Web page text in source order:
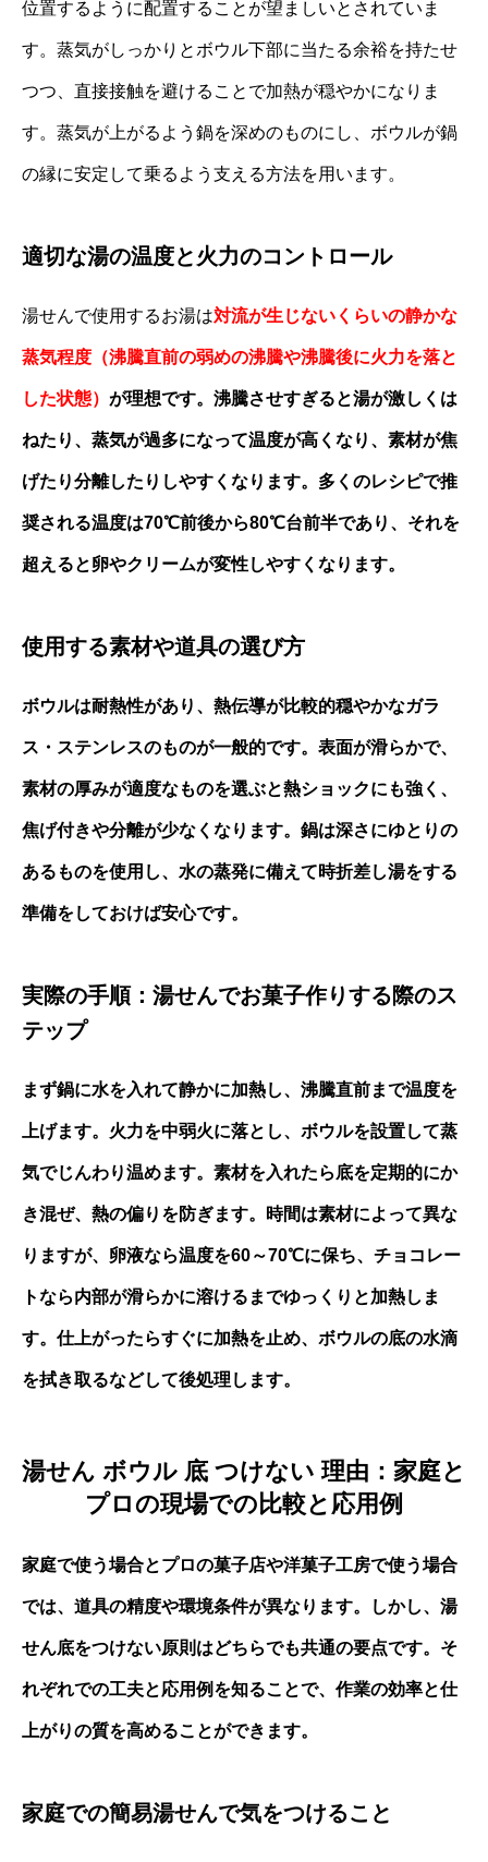
位置するように配置することが望ましいとされていま
す。蒸気がしっかりとボウル下部に当たる余裕を持たせ
つつ、直接接触を避けることで加熱が穏やかになりま
す。蒸気が上がるよう鍋を深めのものにし、ボウルが鍋
の縁に安定して乗るよう支える方法を用います。
適切な湯の温度と火力のコントロール
湯せんで使用するお湯は対流が生じないくらいの静かな
蒸気程度（沸騰直前の弱めの沸騰や沸騰後に火力を落と
した状態） が理想です。沸騰させすぎると湯が激しくは
ねたり、蒸気が過多になって温度が高くなり、素材が焦
げたり分離したりしやすくなります。多くのレシピで推
奨される温度は70℃前後から80℃台前半であり、それを
超えると卵やクリームが変性しやすくなります。
使用する素材や道具の選び方
ボウルは耐熱性があり、熱伝導が比較的穏やかなガラ
ス・ステンレスのものが一般的です。表面が滑らかで、
素材の厚みが適度なものを選ぶと熱ショックにも強く、
焦げ付きや分離が少なくなります。鍋は深さにゆとりの
あるものを使用し、水の蒸発に備えて時折差し湯をする
準備をしておけば安心です。
実際の手順：湯せんでお菓子作りする際のス
テップ
まず鍋に水を入れて静かに加熱し、沸騰直前まで温度を
上げます。火力を中弱火に落とし、ボウルを設置して蒸
気でじんわり温めます。素材を入れたら底を定期的にか
き混ぜ、熱の偏りを防ぎます。時間は素材によって異な
りますが、卵液なら温度を60～70℃に保ち、チョコレー
トなら内部が滑らかに溶けるまでゆっくりと加熱しま
す。仕上がったらすぐに加熱を止め、ボウルの底の水滴
を拭き取るなどして後処理します。
湯せん ボウル 底 つけない 理由：家庭と
プロの現場での比較と応用例
家庭で使う場合とプロの菓子店や洋菓子工房で使う場合
では、道具の精度や環境条件が異なります。しかし、湯
せん底をつけない原則はどちらでも共通の要点です。そ
れぞれでの工夫と応用例を知ることで、作業の効率と仕
上がりの質を高めることができます。
家庭での簡易湯せんで気をつけること